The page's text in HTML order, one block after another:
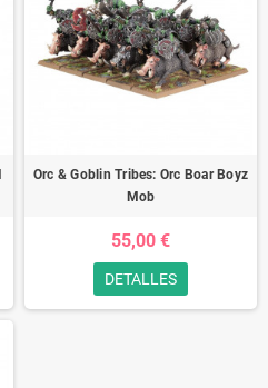
Orc & Goblin Tribes: Orc Boar Boyz
Mob
55,00 €
DETALLES